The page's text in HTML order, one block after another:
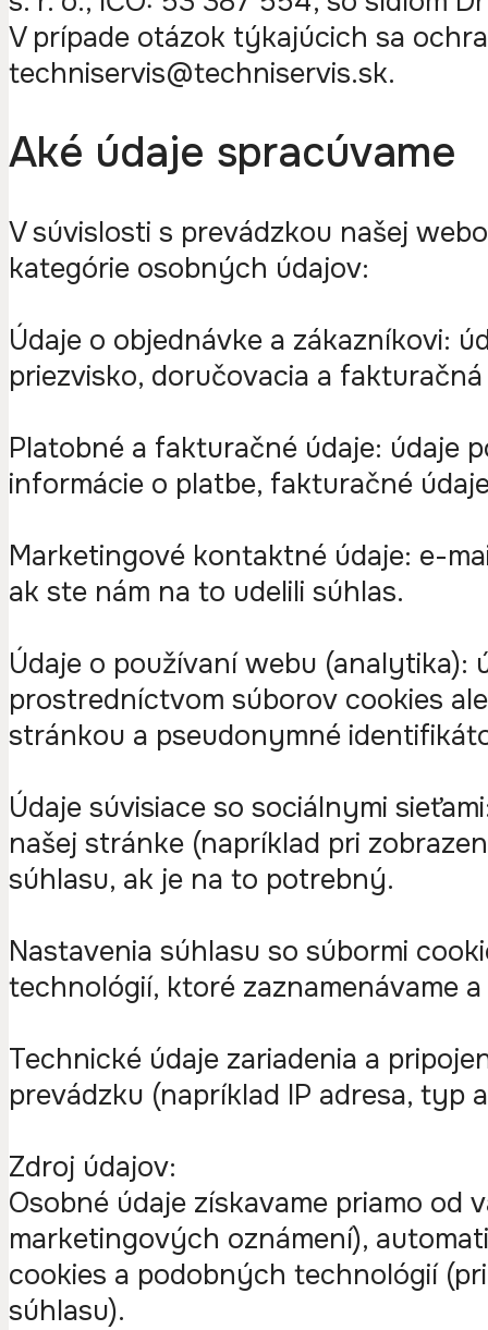
V prípade otázok týkajúcich sa
techniservis@techniservis.sk.
Aké údaje spracúvame
V súvislosti s prevádzkou našej
kategórie osobných údajov:
Údaje o objednávke a zákazníkovi:
priezvisko, doručovacia a
Platobné a fakturačné údaje: údaje
informácie o platbe, fakturačné
Marketingové kontaktné údaje: e-
ak ste nám na to udelili súhlas.
Údaje o používaní webu
prostredníctvom súborov cookies
stránkou a pseudonymné
Údaje súvisiace so sociálnymi
našej stránke (napríklad pri
súhlasu, ak je na to potrebný.
Nastavenia súhlasu so súbormi
technológií, ktoré zaznamenávame
Technické údaje zariadenia a
prevádzku (napríklad IP adresa, typ
Zdroj údajov:
Osobné údaje získavame priamo
marketingových oznámení),
cookies a podobných technológií
súhlasu).